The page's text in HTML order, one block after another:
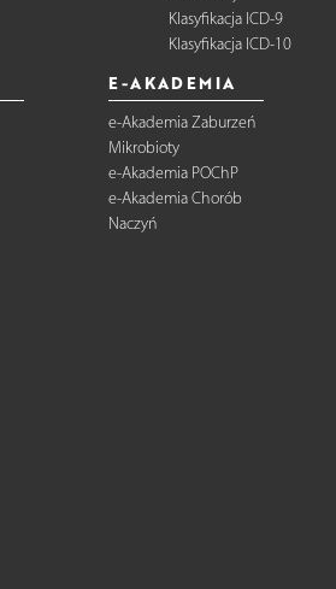
Klasyfikacja ICD-9
Klasyfikacja ICD-10
E-AKADEMIA
e-Akademia Zaburzeń
Mikrobioty
e-Akademia POChP
e-Akademia Chorób
Naczyń